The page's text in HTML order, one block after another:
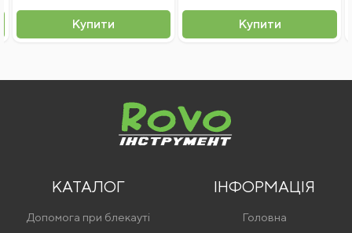
Я згоден на обробку персональних даних
Купити Купити
КАТАЛОГ
Допомога при блекауті
ІНФОРМАЦІЯ
Головна